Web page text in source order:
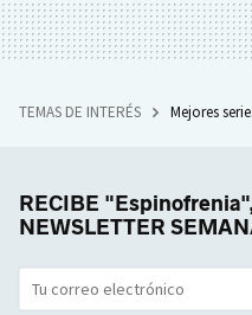
TEMAS DE INTERÉS Mejores
RECIBE
NEWSLETTER